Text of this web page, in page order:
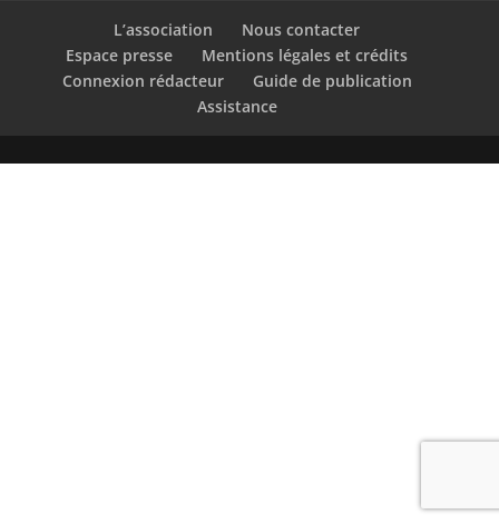
L’association
Nous contacter
Espace presse
Mentions légales et crédits
Connexion rédacteur
Guide de publication
Assistance